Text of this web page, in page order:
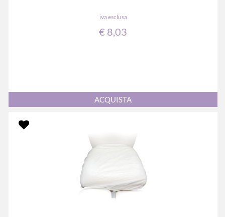
iva esclusa
€ 8,03
Quantità
ACQUISTA